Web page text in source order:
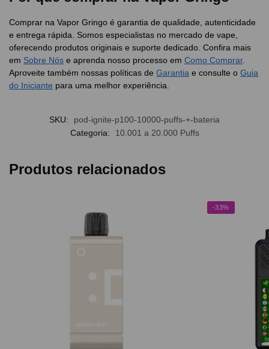
Comprar na Vapor Gringo é garantia de qualidade, autenticidade
e entrega rápida. Somos especialistas no mercado de vape,
oferecendo produtos originais e suporte dedicado. Confira mais
em Sobre Nós e aprenda nosso processo em Como Comprar.
Aproveite também nossas políticas de Garantia e consulte o Guia
do Iniciante para uma melhor experiência.
SKU:
pod-ignite-p100-10000-puffs-+-bateria
Categoria:
10.001 a 20.000 Puffs
Produtos relacionados
-33%